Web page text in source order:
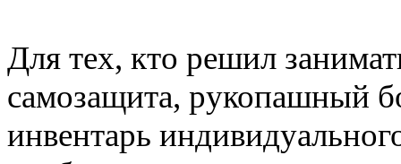
Для тех, кто решил
самозащита, рукопашный
инвентарь